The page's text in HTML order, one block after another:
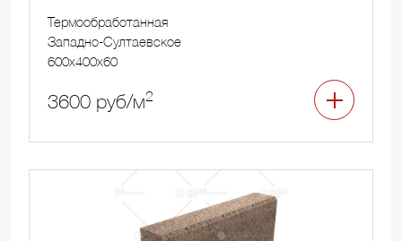
Термообработанная
Западно-Султаевское
600x400x60
3600 руб/м2